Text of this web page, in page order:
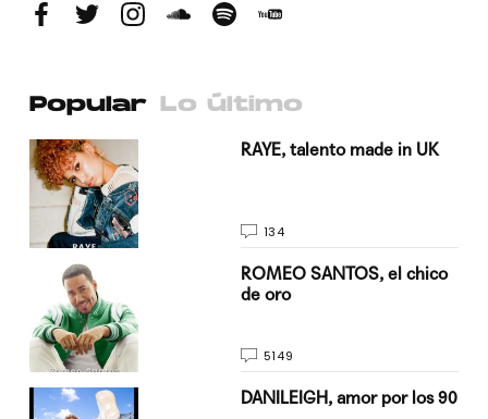
Popular Lo último
RAYE, talento made in UK
134
ROMEO SANTOS, el chico
de oro
5149
DANILEIGH, amor por los 90